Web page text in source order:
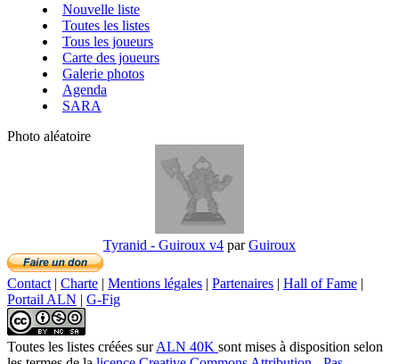
Nouvelle liste
Toutes les listes
Tous les joueurs
Carte des joueurs
Galerie photos
Agenda
SARA
Photo aléatoire
Tyranid - Guiroux v4 parGuiroux
Contact | Charte | Mentions légales | Partenaires | Hall of Fame |
Portail ALN | G-Fig
Toutes les listes créées surALN 40K sont mises à disposition selon